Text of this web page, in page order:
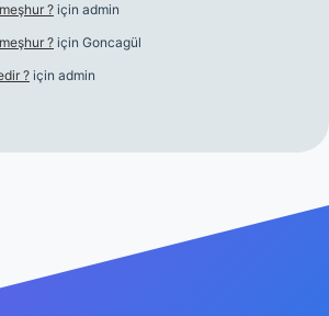
? için admin
? için Goncagül
? için admin